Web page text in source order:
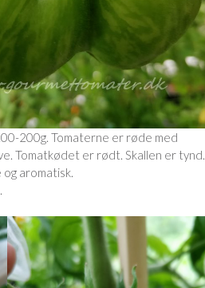
200g. Tomaterne er røde med
Tomatkødet er rødt. Skallen er tynd.
aromatisk.